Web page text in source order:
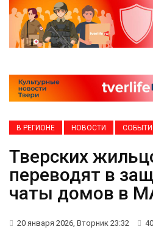
В РЕГИОНЕ НОВОСТИ
Тверских
переводят в
чаты домов в
20 января 2026, Вторник 23:32